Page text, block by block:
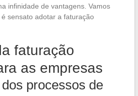
infinidade de vantagens. Vamos
sensato adotar a faturação
faturação
as empresas
processos de